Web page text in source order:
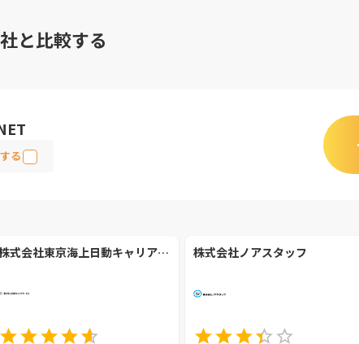
と比較する
る
株式会社東京海上日動キャリアサービス 株式会社ノアスタッフ